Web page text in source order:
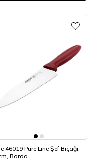
46019 Pure Line Şef Bıçağı,
Bordo